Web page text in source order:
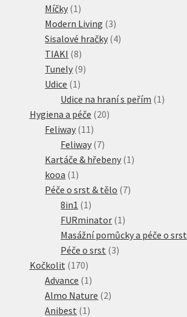
Míčky 1 1
produkt
Modern Living 33
produkty
Sisalové hračky 44
TIAKI 88
produktů
Tunely 99
Udice 1 1
produkt
Udice na hraní s peřím 1 1
Hygiena a péče 2020
Feliway 11 11
produktů
Feliway 77
produktů
Kartáče & hřebeny 1 1
kooa 1 1
produkt
Péče o srst & tělo 77
8in1 1 1
produkt
FURminator 1 1
produkt
Masážní pomůcky a péče o srst
Péče o srst 33
Kočkolit 170170
produktů
Advance 1 1
produkt
Almo Nature 22
Anibest 1 1